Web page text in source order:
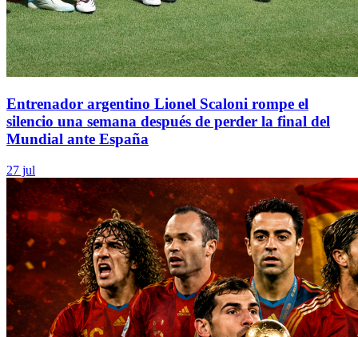
Entrenador argentino Lionel Scaloni rompe el
silencio una semana después de perder la final del
Mundial ante España
27 jul